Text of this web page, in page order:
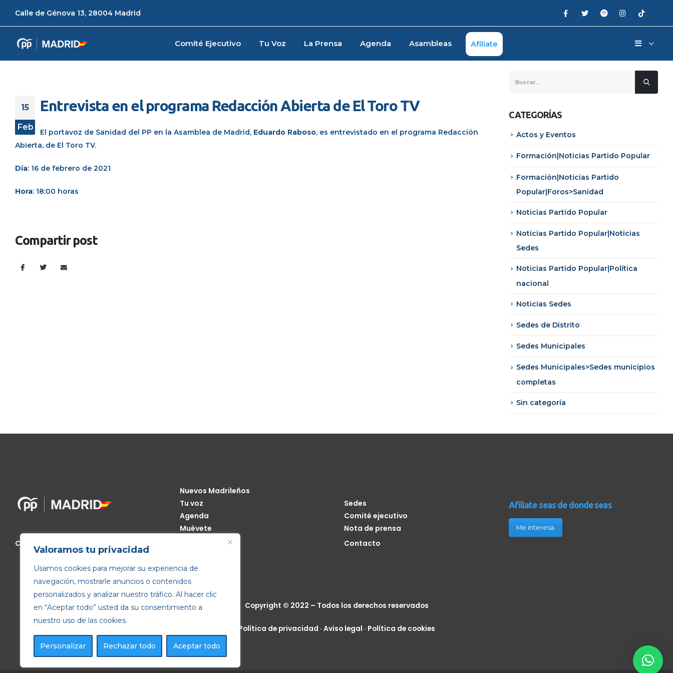
Valoramos tu privacidad
Usamos cookies para mejorar su experiencia de
navegación, mostrarle anuncios o contenidos
personalizados y analizar nuestro tráfico. Al hacer clic
en “Aceptar todo” usted da su consentimiento a
nuestro uso de las cookies.
Personalizar Rechazar todo Aceptar todo
Calle de Génova 13, 28004 Madrid
Comité Ejecutivo Tu Voz La Prensa Agenda Asambleas Afíliate
15
Feb
Entrevista en el programa Redacción Abierta de El Toro TV
El portavoz de Sanidad del PP en la Asamblea de Madrid, Eduardo Raboso, es entrevistado en el programa Redacción
Abierta, de El Toro TV.
Día: 16 de febrero de 2021
Hora: 18:00 horas
Compartir post
CATEGORÍAS
Actos y Eventos
Formación|Noticias Partido Popular
Formación|Noticias Partido
Popular|Foros>Sanidad
Noticias Partido Popular
Noticias Partido Popular|Noticias
Sedes
Noticias Partido Popular|Política
nacional
Noticias Sedes
Sedes de Distrito
Sedes Municipales
Sedes Municipales>Sedes municipios
completas
Sin categoría
Calle de Génova, 13, 28004 Madrid
Nuevos Madrileños
Tu voz
Agenda
Muévete
Sedes
Comité ejecutivo
Nota de prensa
Contacto
Afíliate seas de donde seas
Me interesa
Copyright © 2022 – Todos los derechos reservados
Política de privacidad · Aviso legal · Política de cookies